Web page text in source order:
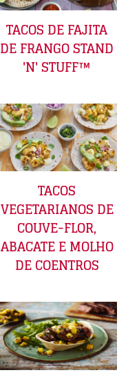
TACOS DE FAJITA
DE FRANGO STAND
'N' STUFF™
TACOS
VEGETARIANOS DE
COUVE-FLOR,
ABACATE E MOLHO
DE COENTROS